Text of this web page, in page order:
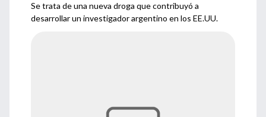
Se trata de una nueva droga que contribuyó a
desarrollar un investigador argentino en los EE.UU.